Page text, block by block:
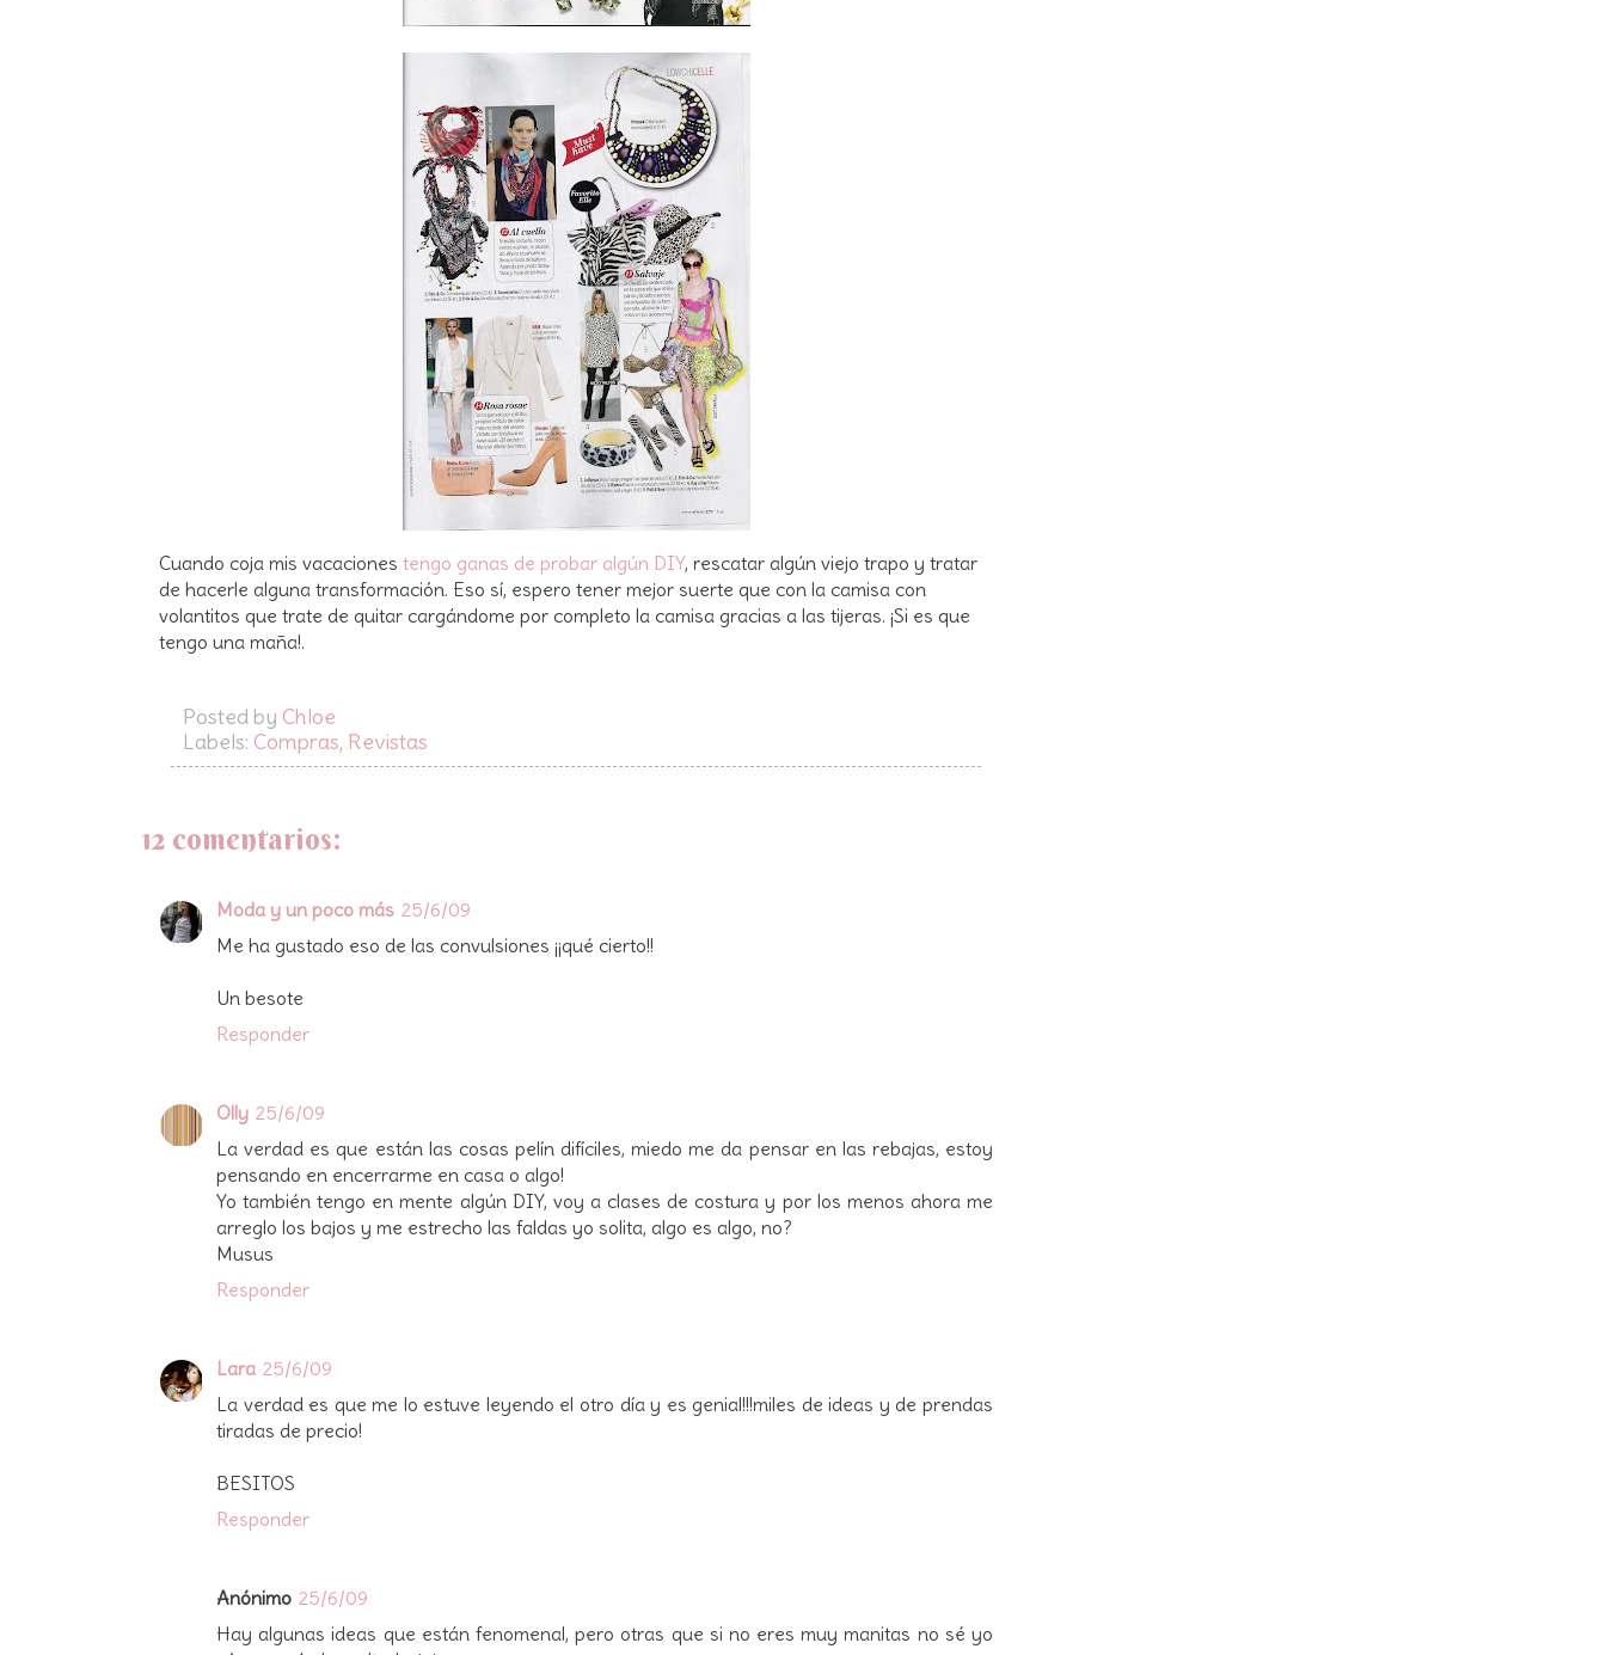
Cuando coja mis vacaciones tengo ganas de probar algún DIY, rescatar algún viejo trapo y tratar
de hacerle alguna transformación. Eso sí, espero tener mejor suerte que con la camisa con
volantitos que trate de quitar cargándome por completo la camisa gracias a las tijeras. ¡Si es que
tengo una maña!.
Posted by Chloe
Labels: Compras, Revistas
12 comentarios:
Moda y un poco más 25/6/09
Me ha gustado eso de las convulsiones ¡¡qué cierto!!
Un besote
Responder
Olly 25/6/09
La verdad es que están las cosas pelín difíciles, miedo me da pensar en las rebajas, estoy
pensando en encerrarme en casa o algo!
Yo también tengo en mente algún DIY, voy a clases de costura y por los menos ahora me
arreglo los bajos y me estrecho las faldas yo solita, algo es algo, no?
Musus
Responder
Lara 25/6/09
La verdad es que me lo estuve leyendo el otro día y es genial!!!miles de ideas y de prendas
tiradas de precio!
BESITOS
Responder
Anónimo 25/6/09
Hay algunas ideas que están fenomenal, pero otras que si no eres muy manitas no sé yo